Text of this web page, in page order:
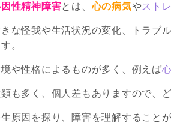
性精神障害とは、心の病気やスト
な怪我や生活状況の変化、トラブ
。
や性格によるものが多く、例えば
も多く、個人差もありますので、
原因を探り、障害を理解すること